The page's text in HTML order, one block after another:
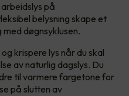
på
belysning skape et
døgnsyklusen.
krispere lys når du skal
av naturlig dagslys. Du
til varmere fargetone for
på slutten av